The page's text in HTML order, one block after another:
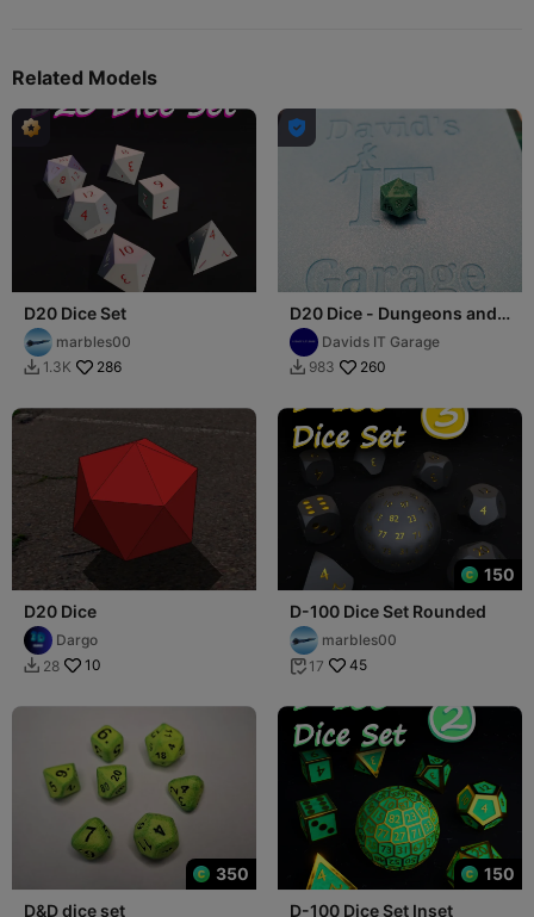
Related Models
D20 Dice Set
marbles00
 1.3K 286

D20 Dice - Dungeons and
Dragons, 20-sided dice.
Davids IT Garage
 983 260
D20 Dice
Dargo
 28 10
150
D-100 Dice Set Rounded
marbles00
 17 45
350
D&D dice set
150
D-100 Dice Set Inset